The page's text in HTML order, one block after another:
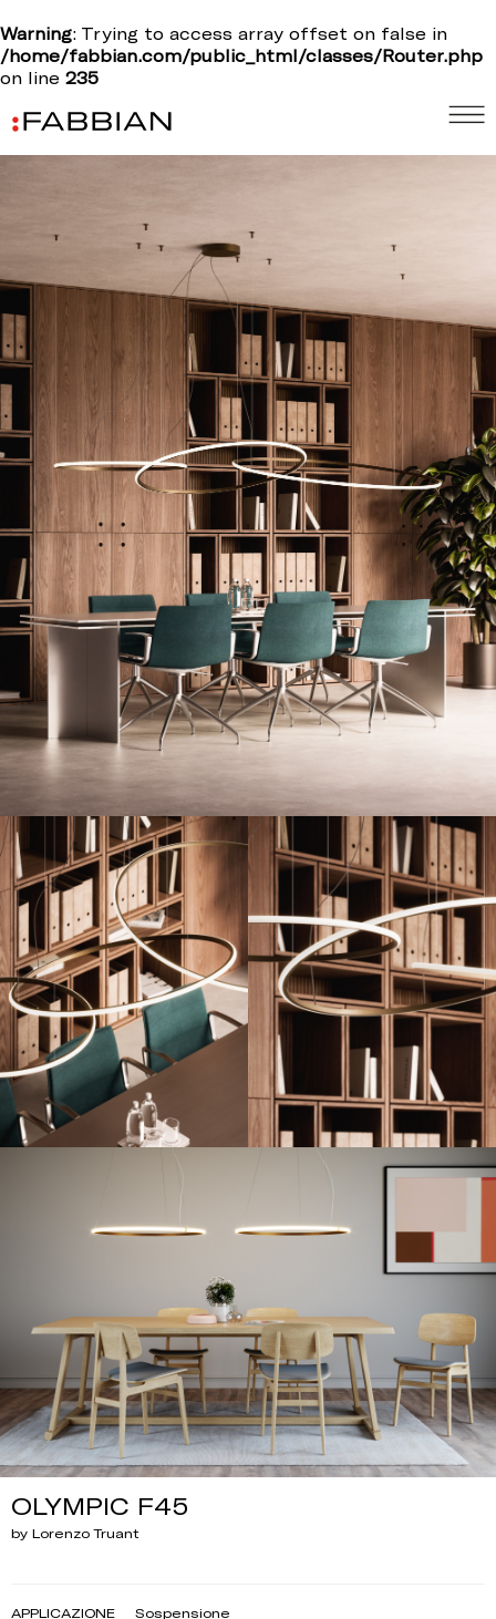
Warning: Trying to access array offset on false in
/home/fabbian.com/public_html/classes/Router.php
on line 235
OLYMPIC F45
by Lorenzo Truant
APPLICAZIONE Sospensione